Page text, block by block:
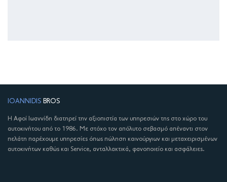
IOANNIDIS BROS
Η Αφοί Ιωαννίδη διατηρεί την αξιοπιστία των υπηρεσιών της στο χώρο του
αυτοκινήτου από το 1986. Με στόχο τον απόλυτο σεβασμό απέναντι στον
πελάτη παρέχουμε υπηρεσίες όπως πώληση καινούργιων και μεταχειρισμένων
αυτοκινήτων καθώς και Service, ανταλλακτικά, φανοποιείο και ασφάλειες.